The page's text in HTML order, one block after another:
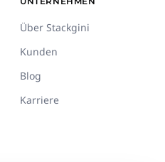
Über Stackgini
Kunden
Blog
Karriere